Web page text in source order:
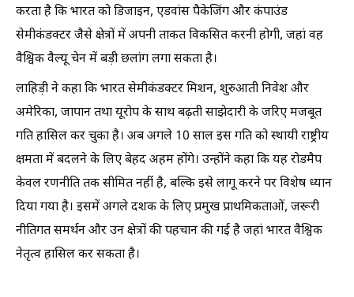
करता है कि भारत को डिजाइन, एडवांस पैकेजिंग और कंपाउंड
सेमीकंडक्टर जैसे क्षेत्रों में अपनी ताकत विकसित करनी होगी, जहां वह
वैश्विक वैल्यू चेन में बड़ी छलांग लगा सकता है।
लाहिड़ी ने कहा कि भारत सेमीकंडक्टर मिशन, शुरुआती निवेश और
अमेरिका, जापान तथा यूरोप के साथ बढ़ती साझेदारी के जरिए मजबूत
गति हासिल कर चुका है। अब अगले 10 साल इस गति को स्थायी राष्ट्रीय
क्षमता में बदलने के लिए बेहद अहम होंगे। उन्होंने कहा कि यह रोडमैप
केवल रणनीति तक सीमित नहीं है, बल्कि इसे लागू करने पर विशेष ध्यान
दिया गया है। इसमें अगले दशक के लिए प्रमुख प्राथमिकताओं, जरूरी
नीतिगत समर्थन और उन क्षेत्रों की पहचान की गई है जहां भारत वैश्विक
नेतृत्व हासिल कर सकता है।